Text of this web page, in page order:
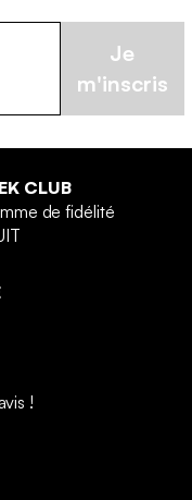
Je
m'inscris
CLUB
de fidélité
!